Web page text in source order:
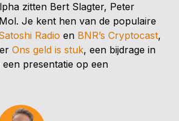
zitten Bert Slagter, Peter
Je kent hen van de populaire
Radio en BNR’s Cryptocast,
Ons geld is stuk, een bijdrage in
presentatie op een